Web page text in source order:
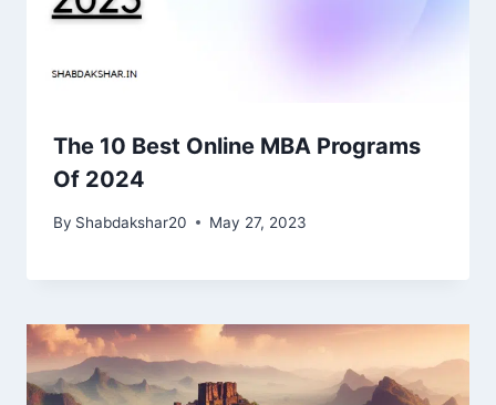
The 10 Best Online MBA Programs
Of 2024
By Shabdakshar20 May 27, 2023